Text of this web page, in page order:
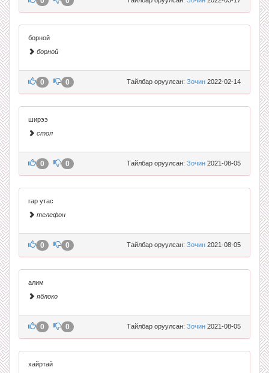
борной
борной
Тайлбар оруулсан: Зочин 2022-02-14
0 0
ширээ
стол
Тайлбар оруулсан: Зочин 2021-08-05
0 0
гар утас
телефон
Тайлбар оруулсан: Зочин 2021-08-05
0 0
алим
яблоко
Тайлбар оруулсан: Зочин 2021-08-05
0 0
хайртай